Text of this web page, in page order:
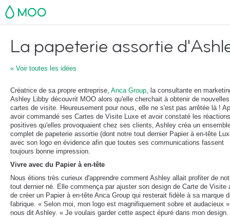
MOO
La papeterie assortie
« Voir toutes les idées
Créatrice de sa propre entreprise, Anca Group, la consultante en
Ashley Libby découvrit MOO alors qu'elle cherchait à obtenir de nouvelles
cartes de visite. Heureusement pour nous, elle ne s'est pas arrêtée là !
avoir commandé ses Cartes de Visite Luxe et avoir constaté les réactions
positives qu'elles provoquaient chez ses clients, Ashley créa un
complet de papeterie assortie (dont notre tout dernier Papier à en-tête
avec son logo en évidence afin que toutes ses communications fassent
toujours bonne impression.
Vivre avec du Papier à en-tête
Nous étions très curieux d'apprendre comment Ashley allait profiter de
tout dernier né. Elle commença par ajuster son design de Carte de Visite
de créer un Papier à en-tête Anca Group qui resterait fidèle à sa marque
fabrique. « Selon moi, mon logo est magnifiquement sobre et audacieux
nous dit Ashley. « Je voulais garder cette aspect épuré dans mon design.